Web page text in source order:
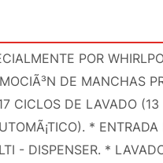
POR
DE MANCHAS
CICLOS DE LAVADO
*
- DISPENSER. *